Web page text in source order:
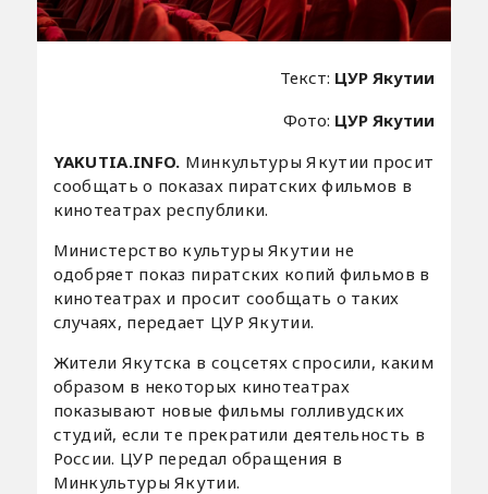
Текст: ЦУР Якутии
Фото: ЦУР Якутии
YAKUTIA.INFO. Минкультуры Якутии просит
сообщать о показах пиратских фильмов в
кинотеатрах республики.
Министерство культуры Якутии не
одобряет показ пиратских копий фильмов в
кинотеатрах и просит сообщать о таких
случаях, передает ЦУР Якутии.
Жители Якутска в соцсетях спросили, каким
образом в некоторых кинотеатрах
показывают новые фильмы голливудских
студий, если те прекратили деятельность в
России. ЦУР передал обращения в
Минкультуры Якутии.